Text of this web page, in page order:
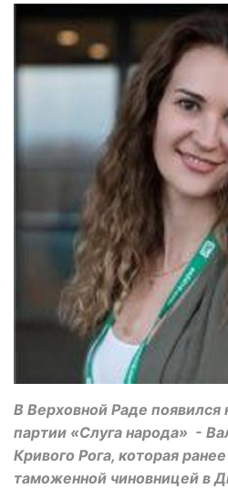
В Верховной Раде появился
партии «Слуга народа» -
Кривого Рога, которая
таможенной чиновницей в